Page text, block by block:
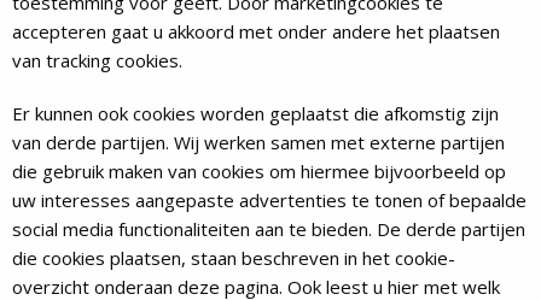
accepteren gaat u akkoord met onder andere het plaatsen
van tracking cookies.
Er kunnen ook cookies worden geplaatst die afkomstig zijn
van derde partijen. Wij werken samen met externe partijen
die gebruik maken van cookies om hiermee bijvoorbeeld op
uw interesses aangepaste advertenties te tonen of bepaalde
social media functionaliteiten aan te bieden. De derde partijen
die cookies plaatsen, staan beschreven in het cookie-
overzicht onderaan deze pagina. Ook leest u hier met welk